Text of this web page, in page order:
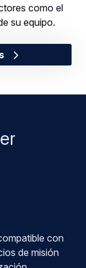
como el
su equipo.
con
de misión